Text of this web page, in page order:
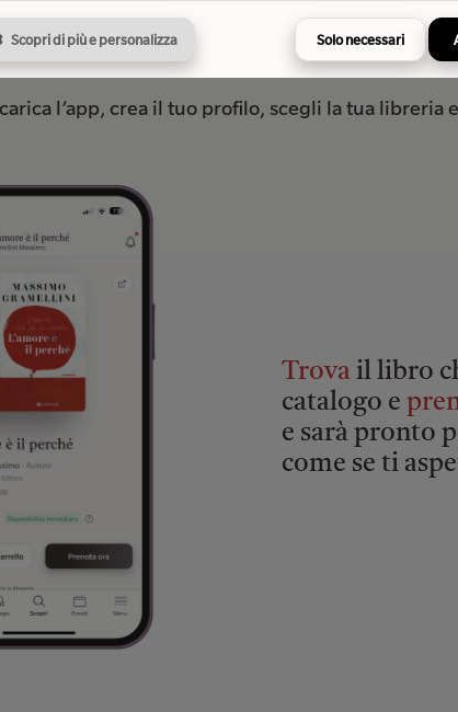
my ubik
l’app, crea il tuo profilo, scegli la tua libreria
Trova il libro
catalogo e
e sarà pronto
come se ti
Scopri di più e personalizza Solo necessari